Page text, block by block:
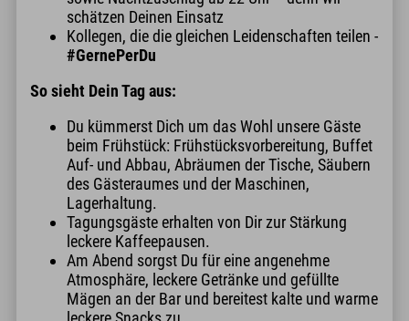
schätzen Deinen Einsatz
Kollegen, die die gleichen Leidenschaften teilen -
#GernePerDu
So sieht Dein Tag aus:
Du kümmerst Dich um das Wohl unsere Gäste
beim Frühstück: Frühstücksvorbereitung, Buffet
Auf- und Abbau, Abräumen der Tische, Säubern
des Gästeraumes und der Maschinen,
Lagerhaltung.
Tagungsgäste erhalten von Dir zur Stärkung
leckere Kaffeepausen.
Am Abend sorgst Du für eine angenehme
Atmosphäre, leckere Getränke und gefüllte
Mägen an der Bar und bereitest kalte und warme